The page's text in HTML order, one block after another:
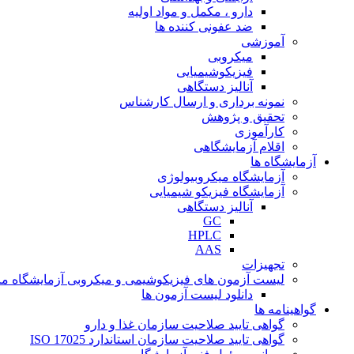
دارو ، مکمل و مواد اولیه
ضد عفونی کننده ها
آموزشی
میکروبی
فیزیکوشیمیایی
آنالیز دستگاهی
نمونه برداری و ارسال کارشناس
تحقیق و پژوهش
کارآموزی
اقلام آزمایشگاهی
آزمایشگاه ها
آزمایشگاه میکروبیولوژی
آزمایشگاه فیزیکو شیمیایی
آنالیز دستگاهی
GC
HPLC
AAS
تجهیزات
لیست آزمون های فیزیکوشیمی و میکروبی آزمایشگاه
دانلود لیست آزمون ها
گواهینامه ها
گواهی تایید صلاحیت سازمان غذا و دارو
گواهی تایید صلاحیت سازمان استاندارد ISO 17025